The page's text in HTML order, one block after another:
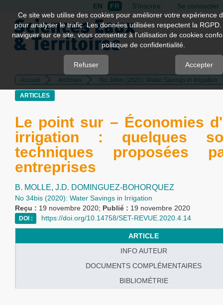
Quick
jump
page
Main
Navigation
Sidebar
EN FR S'inscrire Se connecter
Accueil Archives No 34bis (2020): Water Savings in Irrigation
ARTICLES
Le point sur – Économies
irrigation : quelques
techniques proposées
entreprises
B. MOLLE, J.D. DOMINGUEZ-BOHORQUEZ
No 34bis (2020): Water Savings in Irrigation
Reçu : 19 novembre 2020; Publié : 19 novembre 2020
DOI : https://doi.org/10.14758/SET-REVUE.2020.4.14
ARTICLE
INFO AUTEUR
DOCUMENTS COMPLÉMENTAIRES
BIBLIOMÉTRIE
Ce site web utilise des cookies pour améliorer votre expérience
pour analyser le trafic. Les données utilisées respectent la
naviguer sur ce site, vous consentez à l'utilisation de cookies
politique de confidentialité.
Refuser Accepter